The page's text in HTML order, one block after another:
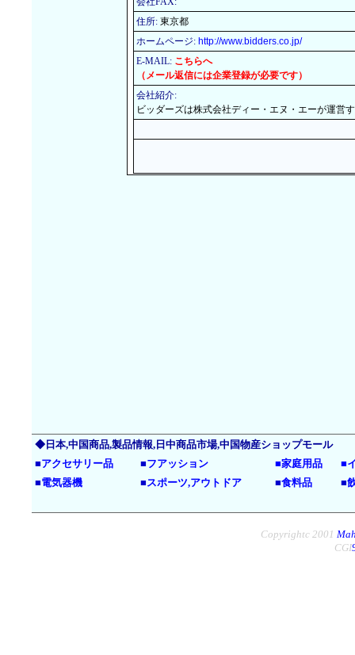
住所: 東京都
ホームページ: http://www.bidders.co.jp/
E-MAIL: こちらへ
（メール返信には企業登録が必要です）
会社紹介:
ビッダーズは株式会社ディー・エヌ・エーが運営
◆日本,中国商品,製品情報,日中商品市場,中国物産ショップモール
■アクセサリー品 ■フアッション ■家庭用品 ■
■電気器機 ■スポーツ,アウトドア ■食料品 ■
Copyrightc 2001
CGI